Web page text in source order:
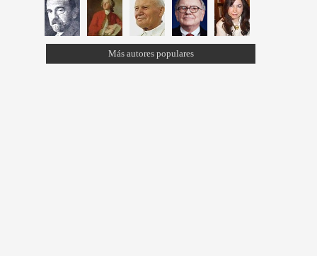
Más autores populares